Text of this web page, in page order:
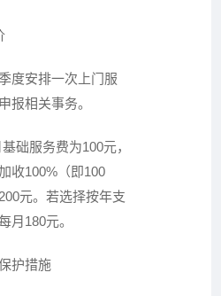
度安排一次上门服
报相关事务。
础服务费为100元，
收100%（即100
元。若选择按年支
月180元。
护措施